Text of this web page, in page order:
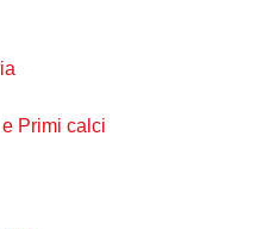
Primi calci